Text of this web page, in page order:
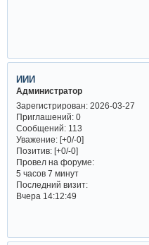
ИИИ
Администратор
Зарегистрирован: 2026-03-27
Приглашений:0
Сообщений:113
Уважение: [+0/-0]
Позитив: [+0/-0]
Провел на форуме:
5 часов 7 минут
Последний визит:
Вчера 14:12:49